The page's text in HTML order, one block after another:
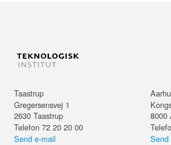
Taastrup
Gregersensvej 1
2630 Taastrup
Telefon 72 20 20 00
Send e-mail
8000
Send